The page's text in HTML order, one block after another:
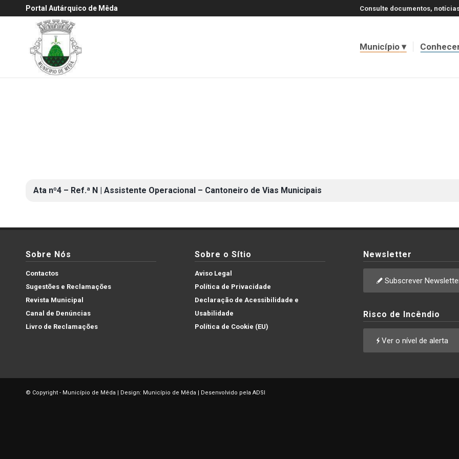
Portal Autárquico de Mêda Consulte documentos,
Município
Ata nº4 – Ref.ª N | Assistente Operacional – Cantoneiro de Vias Municipais
Sobre Nós
Contactos
Sugestões e Reclamações
Revista Municipal
Canal de Denúncias
Livro de Reclamações
Sobre o Sítio
Aviso Legal
Política de Privacidade
Declaração de Acessibilidade e
Usabilidade
Política de Cookie (EU)
Newsletter
Subscrever
Risco de Incêndio
Ver o nível de alerta
© Copyright - Município de Mêda | Design: Município de Mêda | Desenvolvido pela ADSI